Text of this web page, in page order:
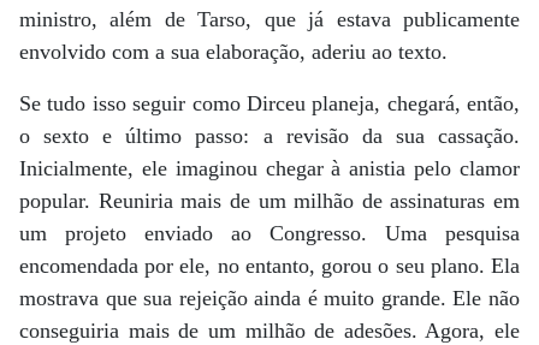
ministro, além de Tarso, que já estava publicamente
envolvido com a sua elaboração, aderiu ao texto.
Se tudo isso seguir como Dirceu planeja, chegará, então,
o sexto e último passo: a revisão da sua cassação.
Inicialmente, ele imaginou chegar à anistia pelo clamor
popular. Reuniria mais de um milhão de assinaturas em
um projeto enviado ao Congresso. Uma pesquisa
encomendada por ele, no entanto, gorou o seu plano. Ela
mostrava que sua rejeição ainda é muito grande. Ele não
conseguiria mais de um milhão de adesões. Agora, ele